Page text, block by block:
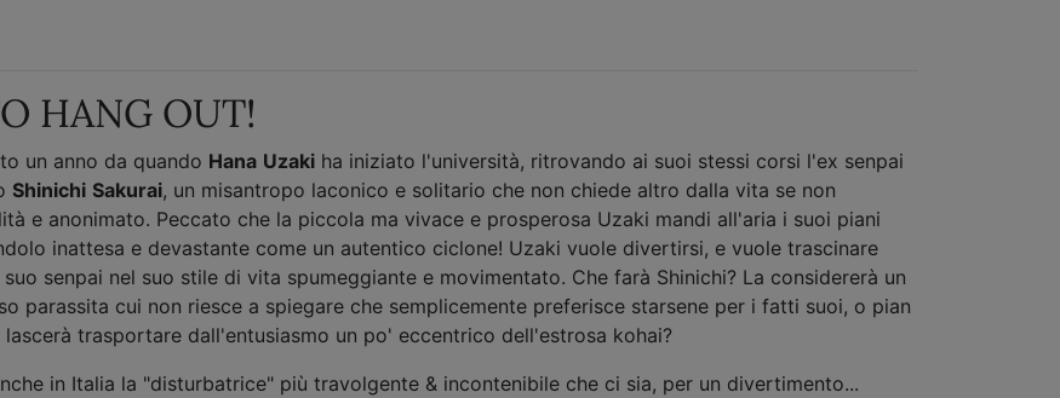
HANG OUT!
un anno da quando Hana Uzaki ha iniziato l'università, ritrovando ai suoi stessi corsi l'ex senpai
Shinichi Sakurai, un misantropo laconico e solitario che non chiede altro dalla vita se non
e anonimato. Peccato che la piccola ma vivace e prosperosa Uzaki mandi all'aria i suoi piani
inattesa e devastante come un autentico ciclone! Uzaki vuole divertirsi, e vuole trascinare
suo senpai nel suo stile di vita spumeggiante e movimentato. Che farà Shinichi? La considererà un
parassita cui non riesce a spiegare che semplicemente preferisce starsene per i fatti suoi, o pian
lascerà trasportare dall'entusiasmo un po' eccentrico dell'estrosa kohai?
in Italia la "disturbatrice" più travolgente & incontenibile che ci sia, per un divertimento...